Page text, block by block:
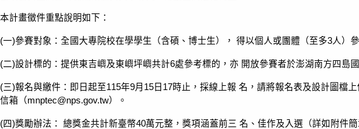
計畫徵件重點說明如下：
(一)參賽對象：全國大專院校在學學生（含碩、博士生）， 得以個人或團體（至多3人）參
(二)設計標的：提供東吉嶼及東嶼坪嶼共計6處參考標的，亦 開放參賽者於澎湖南方四島
(三)報名與繳件：即日起至115年9月15日17時止，採線上報 名，請將報名表及設計圖檔
信箱（mnptec@nps.gov.tw）。
(四)獎勵辦法： 總獎金共計新臺幣40萬元整，獎項涵蓋前三 名、佳作及入選（詳如附件簡